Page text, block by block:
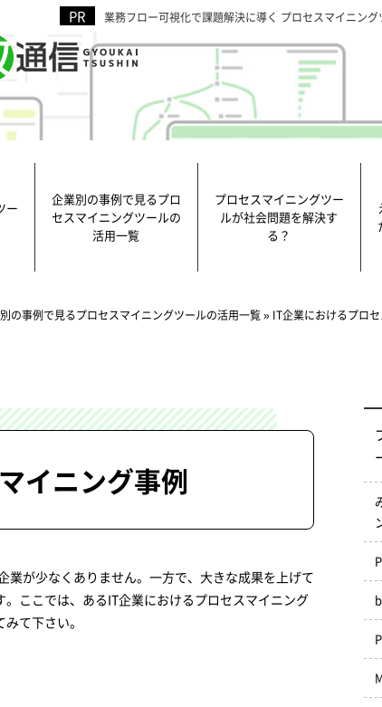
業務フロー可視化で課題解決に導く プロセスマイニング
ー
企業別の事例で見るプロ
セスマイニングツールの
活用一覧
プロセスマイニングツー
ルが社会問題を解決す
る？
の事例で見るプロセスマイニングツールの活用一覧» IT企業におけるプロ
イニング事例
が少なくありません。一方で、大きな成果を上げて
ここでは、あるIT企業におけるプロセスマイニング
て下さい。